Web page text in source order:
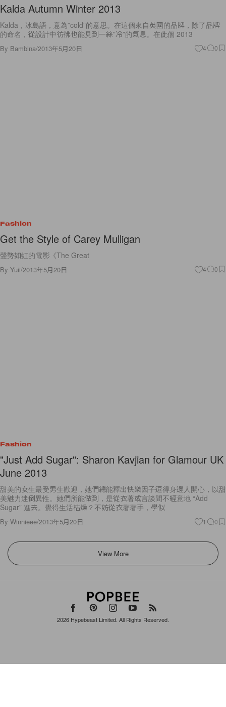
Kalda Autumn Winter 2013
Kalda，冰島語，意為”cold”的意思。在這個來自英國的品牌，除了品牌
的命名，從設計中彷彿也能見到一絲”冷”的氣息。在此個 2013
By Bambina/2013年5月20日 4 0
Fashion
Get the Style of Carey Mulligan
聲勢如虹的電影《The Great
By Yuii/2013年5月20日 4 0
Fashion
"Just Add Sugar": Sharon Kavjian for Glamour UK
June 2013
甜美的女生最受男生歡迎，她們總能釋出快樂因子逗得身邊人開心，以甜
美魅力迷倒異性。她們所能做到，是從衣著或言談間不經意地 “Add
Sugar” 進去。覺得生活枯燥？不妨從衣著著手，學似
By Winnieee/2013年5月20日 1 0
View More
2026 Hypebeast Limited . All Rights Reserved.